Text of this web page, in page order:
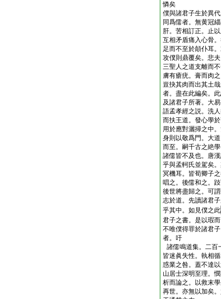
憐矣
僕與諸君子生於異
同爲儒者。無黄冠
肝。苦相訂正。止
互相矛盾痛入心骨
足而不至於顛仆耳
攻僕則鼎覆矣。悲
三聖人之道支離而
膚有瘡疣。膏而肉
豈抉其肉而出其土
者。盡在此編矣。
及諸君子所著。大
語孟孝經之説。洗
而扶王道。發心學
用於應對灑掃之中
身則以敬爲門。大
而至。嗣千古之絶
諸儒皆不及也。唐
乎與孟軻氏並駕矣
冥機耳。皆荀卿子
唱之。後儒和之。
後世將盡歸之。可
志於道。先讀諸君
乎其中。如見僕之此
君子之書。是以瑕
不唯僕得罪於諸君
者。吁
諸儒鳴道集。二百
皆迷眞失性。執相
惑業之咎。蓋不達
山居士深明至理。
析而論之。以救末
再世。亦無以加矣